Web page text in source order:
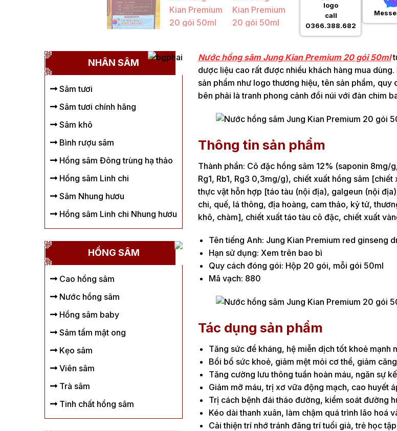
0366.388.682
NHÂN SÂM
Sâm tươi
Sâm tươi chính hãng
Sâm khô
Bình rượu sâm
Hồng sâm Đông trùng hạ thảo
Hồng sâm Linh chi
Sâm Nhung hươu
Hồng sâm Linh chi Nhung hươu
HỒNG SÂM
Cao hồng sâm
Nước hồng sâm
Hồng sâm baby
Sâm tẩm mật ong
Kẹo sâm
Viên sâm
Trà sâm
Tinh chất hồng sâm
Nước hồng sâm Jung Kian Premium 20 gói 50ml
dược liệu cao rất được nhiều khách hàng mua
sản phẩm như logo thương hiệu, tên sản phẩm,
bên phải là tranh phong cảnh đồi núi với đàn chim
Thông tin sản phẩm
Thành phần: Cô đặc hồng sâm 12% (saponin
Rg1, Rb1, Rg3 0,3mg/g), chiết xuất hồng sâm
thực vật hỗn hợp [táo tàu (nội địa), galgeun (nội
chi, quế, lá thông, địa hoàng, cam thảo, kỷ tử,
khô, chàm], chiết xuất táo tàu cô đặc, chiết xuất
Tên tiếng Anh: Jung Kian Premium red ginseng
Hạn sử dụng: Xem trên bao bì
Quy cách đóng gói: Hộp 20 gói, mỗi gói 50ml
Mã vạch: 880
Tác dụng sản phẩm
Tăng sức đề kháng, hệ miễn dịch tốt khoẻ mạnh
Bồi bổ sức khoẻ, giảm mệt mỏi cơ thể, giảm
Tăng cường lưu thông tuần hoàn máu, ngăn sự
Giảm mỡ máu, trị xơ vữa động mạch, cao huyết
Trị cách bệnh đái tháo đường, kiểm soát đường
Kéo dài thanh xuân, làm chậm quá trình lão hoá
Cải thiện trí nhớ tránh đãng trí tuổi già, trẻ học